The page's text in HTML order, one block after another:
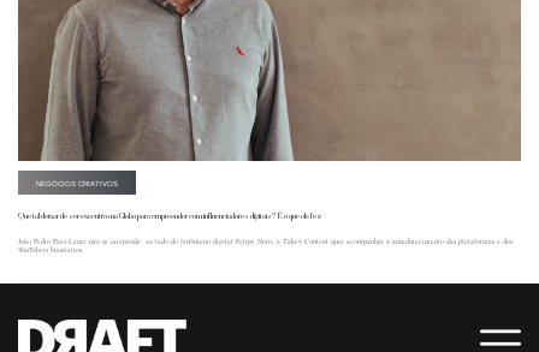
NEGÓCIOS CRIATIVOS
Que tal deixar de ser executivo na Globo para empreender com influenciadores digitais? É o que ele fez
João Pedro Paes Leme não se arrepende: ao lado do fenômeno digital Felipe Neto, a Take4 Content quer acompanhar o amadurecimento das plataformas e dos
YouTubers brasileiros.